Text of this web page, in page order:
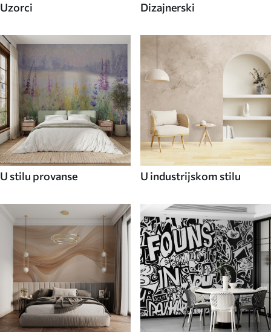
Uzorci Dizajnerski
U stilu provanse U industrijskom stilu